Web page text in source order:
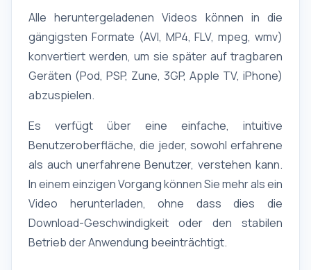
Alle heruntergeladenen Videos können in die
gängigsten Formate (AVI, MP4, FLV, mpeg, wmv)
konvertiert werden, um sie später auf tragbaren
Geräten (Pod, PSP, Zune, 3GP, Apple TV, iPhone)
abzuspielen.
Es verfügt über eine einfache, intuitive
Benutzeroberfläche, die jeder, sowohl erfahrene
als auch unerfahrene Benutzer, verstehen kann.
In einem einzigen Vorgang können Sie mehr als ein
Video herunterladen, ohne dass dies die
Download-Geschwindigkeit oder den stabilen
Betrieb der Anwendung beeinträchtigt.